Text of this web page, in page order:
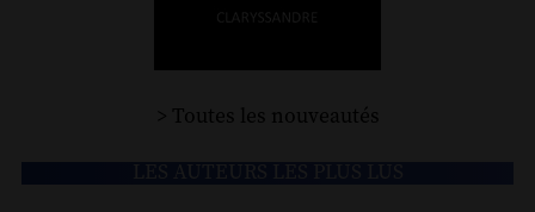
> Toutes les nouveautés